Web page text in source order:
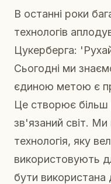
В останні роки
технологів
Цукерберга:
Сьогодні ми
єдиною метою є
Це створює
зв'язаний світ.
технологія, яку
використовують
бути